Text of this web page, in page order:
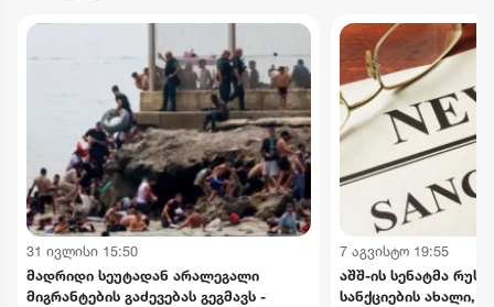
31 ივლისი 15:50
მადრიდი სეუტადან არალეგალი
მიგრანტების გაძევებას გეგმავს -
7 აგვისტო 19:55
აშშ-ის სენატმა
სანქციების ახალი,